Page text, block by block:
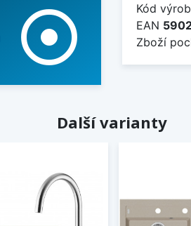
adjust
Kód
EAN
Zboží
Další varianty